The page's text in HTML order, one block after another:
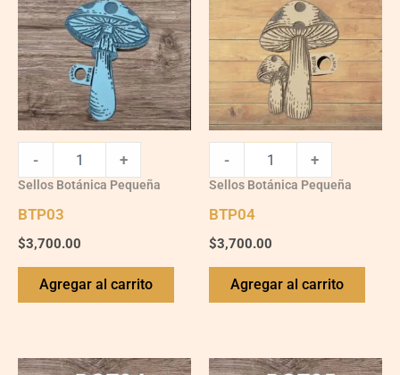
- +
Sellos Botánica Pequeña
BTP03
$3,700.00
Agregar al carrito
- +
Sellos Botánica Pequeña
BTP04
$3,700.00
Agregar al carrito
BTG34
BTG35